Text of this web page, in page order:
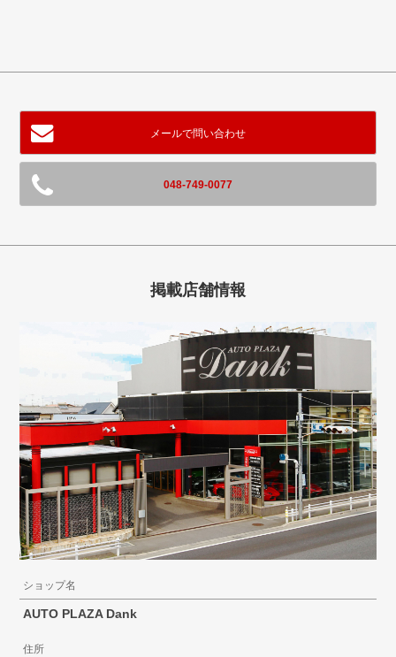
メールで問い合わせ
048-749-0077
掲載店舗情報
ショップ名
AUTO PLAZA Dank
住所